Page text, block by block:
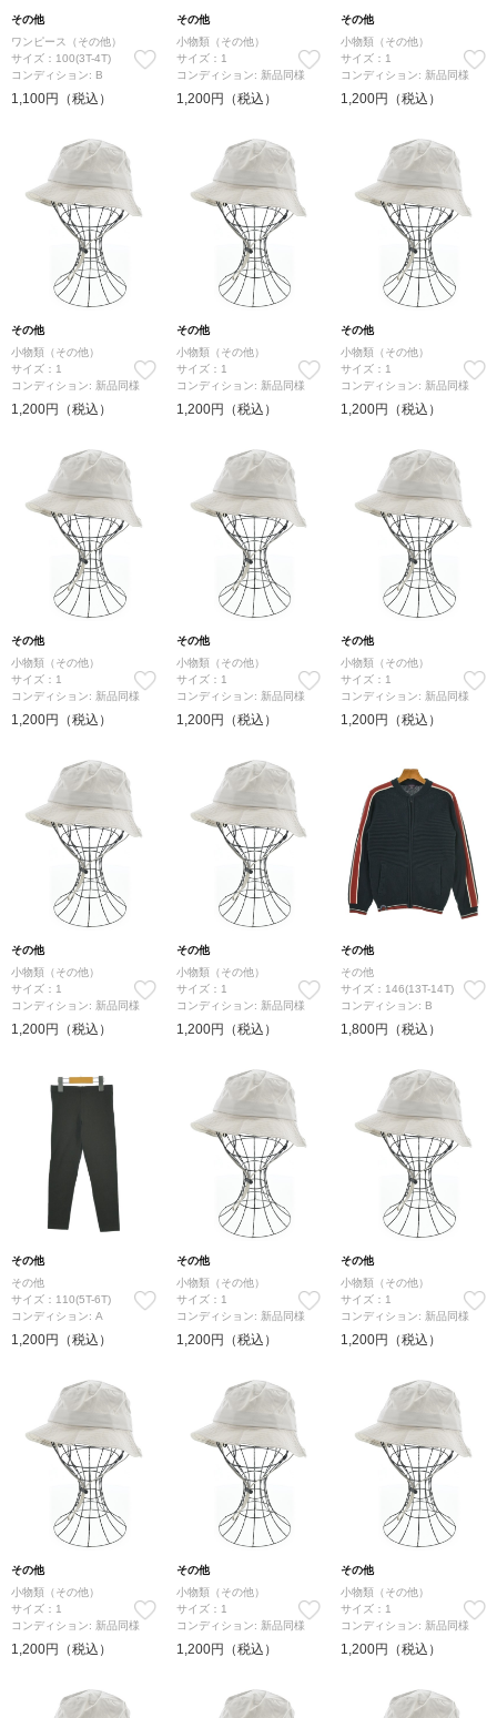
その他
ワンピース（その他）
サイズ：100(3T-4T)
コンディション: B
1,100円（税込）
その他
小物類（その他）
サイズ：1
コンディション: 新品同様
1,200円（税込）
その他
小物類（その他）
サイズ：1
コンディション: 新品同様
1,200円（税込）
その他
小物類（その他）
サイズ：1
コンディション: 新品同様
1,200円（税込）
その他
小物類（その他）
サイズ：1
コンディション: 新品同様
1,200円（税込）
その他
小物類（その他）
サイズ：1
コンディション: 新品同様
1,200円（税込）
その他
小物類（その他）
サイズ：1
コンディション: 新品同様
1,200円（税込）
その他
小物類（その他）
サイズ：1
コンディション: 新品同様
1,200円（税込）
その他
小物類（その他）
サイズ：1
コンディション: 新品同様
1,200円（税込）
その他
小物類（その他）
サイズ：1
コンディション: 新品同様
1,200円（税込）
その他
小物類（その他）
サイズ：1
コンディション: 新品同様
1,200円（税込）
その他
その他
サイズ：146(13T-14T)
コンディション: B
1,800円（税込）
その他
その他
サイズ：110(5T-6T)
コンディション: A
1,200円（税込）
その他
小物類（その他）
サイズ：1
コンディション: 新品同様
1,200円（税込）
その他
小物類（その他）
サイズ：1
コンディション: 新品同様
1,200円（税込）
その他
小物類（その他）
サイズ：1
コンディション: 新品同様
1,200円（税込）
その他
小物類（その他）
サイズ：1
コンディション: 新品同様
1,200円（税込）
その他
小物類（その他）
サイズ：1
コンディション: 新品同様
1,200円（税込）